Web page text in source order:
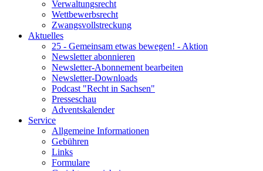
Verwaltungsrecht
Wettbewerbsrecht
Zwangsvollstreckung
Aktuelles
25 - Gemeinsam etwas bewegen! - Aktion
Newsletter abonnieren
Newsletter-Abonnement bearbeiten
Newsletter-Downloads
Podcast "Recht in Sachsen"
Presseschau
Adventskalender
Service
Allgemeine Informationen
Gebühren
Links
Formulare